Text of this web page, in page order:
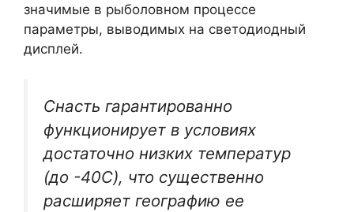
значимые в рыболовном процессе
параметры, выводимых на светодиодный
дисплей.
Снасть гарантированно
функционирует в условиях
достаточно низких температур
(до -40C), что существенно
расширяет географию ее